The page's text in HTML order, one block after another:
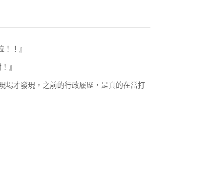
！』
』
場才發現，之前的行政履歷，是真的在當打